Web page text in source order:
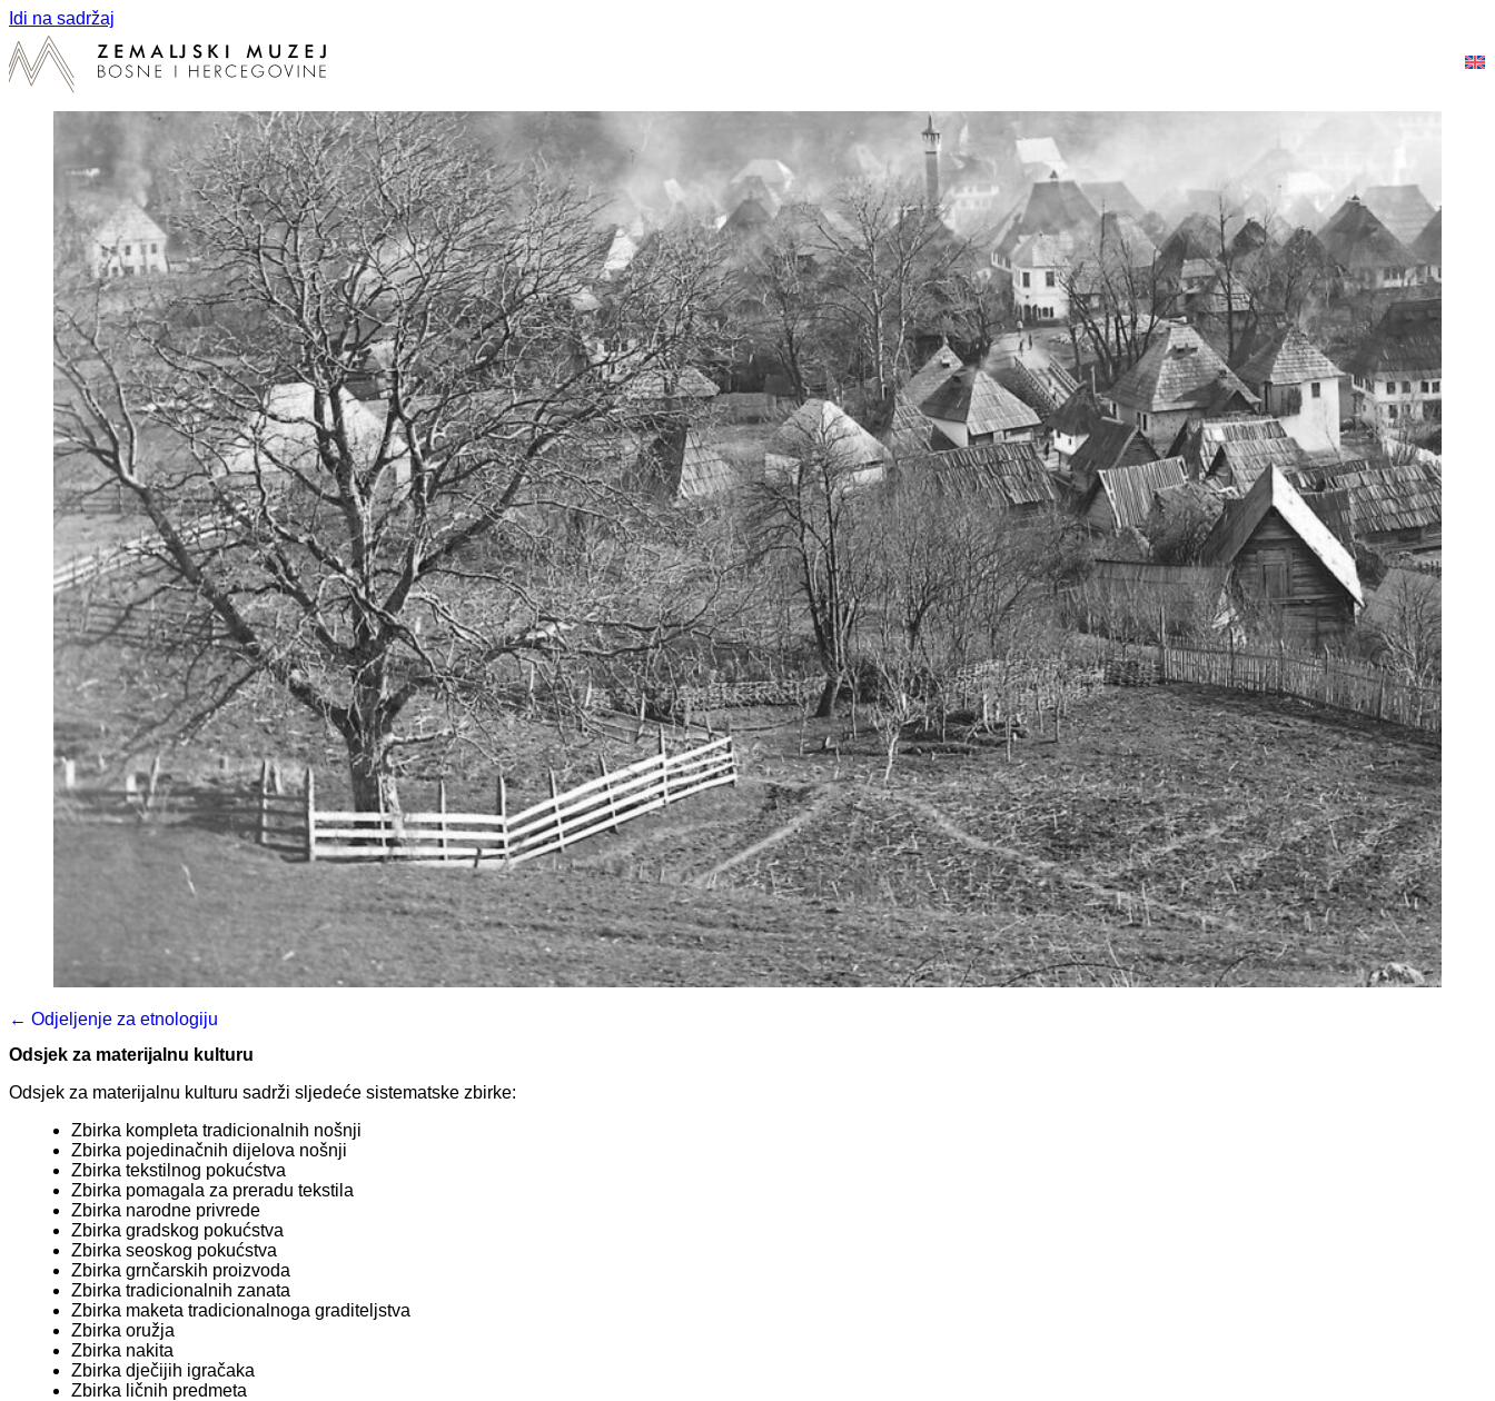
Idi na sadržaj
← Odjeljenje za etnologiju
Odsjek za materijalnu kulturu
Odsjek za materijalnu kulturu sadrži sljedeće sistematske zbirke:
Zbirka kompleta tradicionalnih nošnji
Zbirka pojedinačnih dijelova nošnji
Zbirka tekstilnog pokućstva
Zbirka pomagala za preradu tekstila
Zbirka narodne privrede
Zbirka gradskog pokućstva
Zbirka seoskog pokućstva
Zbirka grnčarskih proizvoda
Zbirka tradicionalnih zanata
Zbirka maketa tradicionalnoga graditeljstva
Zbirka oružja
Zbirka nakita
Zbirka dječijih igračaka
Zbirka ličnih predmeta